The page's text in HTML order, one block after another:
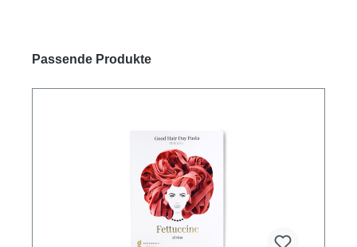
Produktgalerie überspringen
Passende Produkte